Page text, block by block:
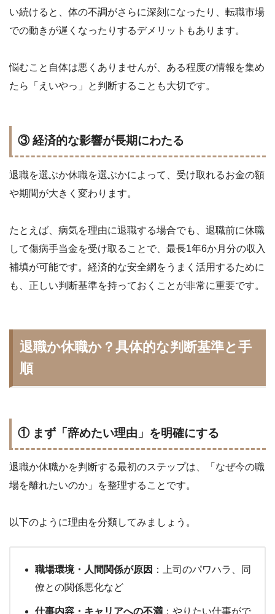
い続けると、体の不調がさらに深刻になったり、転職市場
での動きが遅くなったりするデメリットもあります。
悩むこと自体は悪くありませんが、ある程度の情報を集め
たら「えいやっ」と判断することも大切です。
③ 経済的な影響が長期にわたる
退職を選ぶか休職を選ぶかによって、受け取れるお金の額
や期間が大きく変わります。
たとえば、病気を理由に退職する場合でも、退職前に休職
して傷病手当金を受け取ることで、最長1年6か月分の収入
補填が可能です。経済的な安全網をうまく活用するために
も、正しい判断基準を持っておくことが非常に重要です。
退職か休職か？具体的な判断基準と手
順
① まず「辞めたい理由」を明確にする
退職か休職かを判断する最初のステップは、「なぜ今の職
場を離れたいのか」を整理することです。
以下のように理由を分類してみましょう。
職場環境・人間関係が原因 ：上司のパワハラ、同
僚との関係悪化など
仕事内容・キャリアへの不満 ：やりたい仕事がで